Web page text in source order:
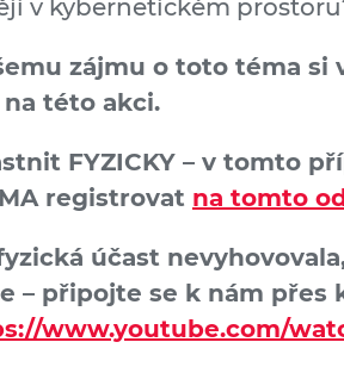
v kybernetickém
zájmu o toto téma si
této akci.
FYZICKY – v tomto
registrovat na tomto
účast
– připojte se k nám přes
www.youtube.com/